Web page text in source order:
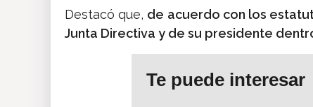
Destacó que, de acuerdo con los
Junta Directiva y de su presidente
Te puede interesar